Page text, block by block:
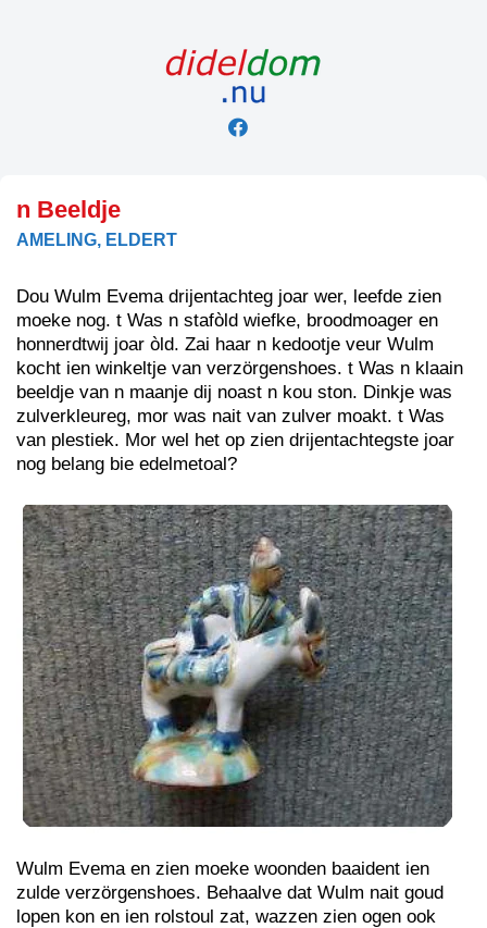
n Beeldje
AMELING, ELDERT
Dou Wulm Evema drijentachteg joar wer, leefde zien
moeke nog. t Was n stafòld wiefke, broodmoager en
honnerdtwij joar òld. Zai haar n kedootje veur Wulm
kocht ien winkeltje van verzörgenshoes. t Was n klaain
beeldje van n maanje dij noast n kou ston. Dinkje was
zulverkleureg, mor was nait van zulver moakt. t Was
van plestiek. Mor wel het op zien drijentachtegste joar
nog belang bie edelmetoal?
Wulm Evema en zien moeke woonden baaident ien
zulde verzörgenshoes. Behaalve dat Wulm nait goud
lopen kon en ien rolstoul zat, wazzen zien ogen ook